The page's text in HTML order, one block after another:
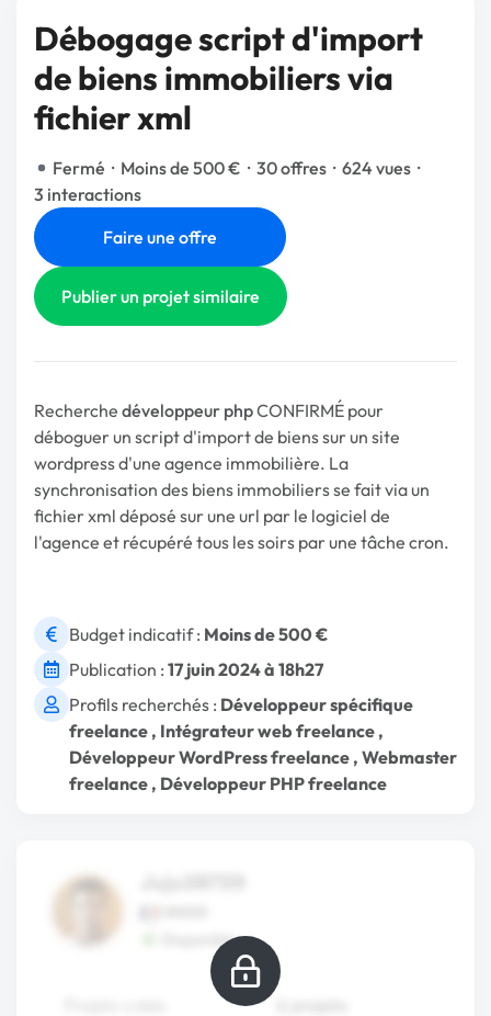
Débogage script d'import
de biens immobiliers via
fichier xml
Fermé · Moins de 500 € · 30 offres · 624 vues ·
3 interactions
Faire une offre
Publier un projet similaire
Recherche développeur phpCONFIRMÉ pour
déboguer un script d'import de biens sur un site
wordpress d'une agence immobilière. La
synchronisation des biens immobiliers se fait via un
fichier xml déposé sur une url par le logiciel de
l'agence et récupéré tous les soirs par une tâche cron.
Budget indicatif : Moins de 500 €
Publication : 17 juin 2024 à 18h27
Profils recherchés : Développeur spécifique
freelance , Intégrateur web freelance ,
Développeur WordPress freelance , Webmaster
freelance , Développeur PHP freelance